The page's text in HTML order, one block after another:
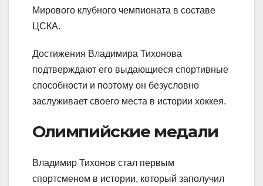
Мирового клубного чемпионата в составе
ЦСКА.
Достижения Владимира Тихонова
подтверждают его выдающиеся спортивные
способности и поэтому он безусловно
заслуживает своего места в истории хоккея.
Олимпийские медали
Владимир Тихонов стал первым
спортсменом в истории, который заполучил